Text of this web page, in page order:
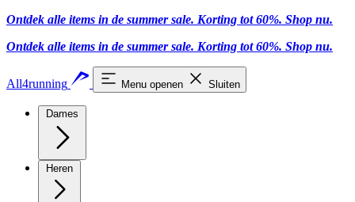
Ontdek alle items in de summer sale. Korting tot 60%. Shop nu.
Ontdek alle items in de summer sale. Korting tot 60%. Shop nu.
All4running Menu openen Sluiten
Dames
Heren